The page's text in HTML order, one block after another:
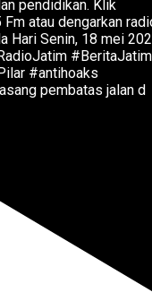
pembatas jalan d